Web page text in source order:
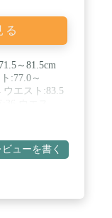
る
～81.5cm
:77.0～
ウエスト:83.5
ビューを書く